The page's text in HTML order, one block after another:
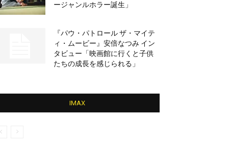
ージャンルホラー誕生」
『パウ・パトロール ザ・マイテ
ィ・ムービー』安倍なつみ イン
タビュー「映画館に行くと子供
たちの成長を感じられる」
IMAX